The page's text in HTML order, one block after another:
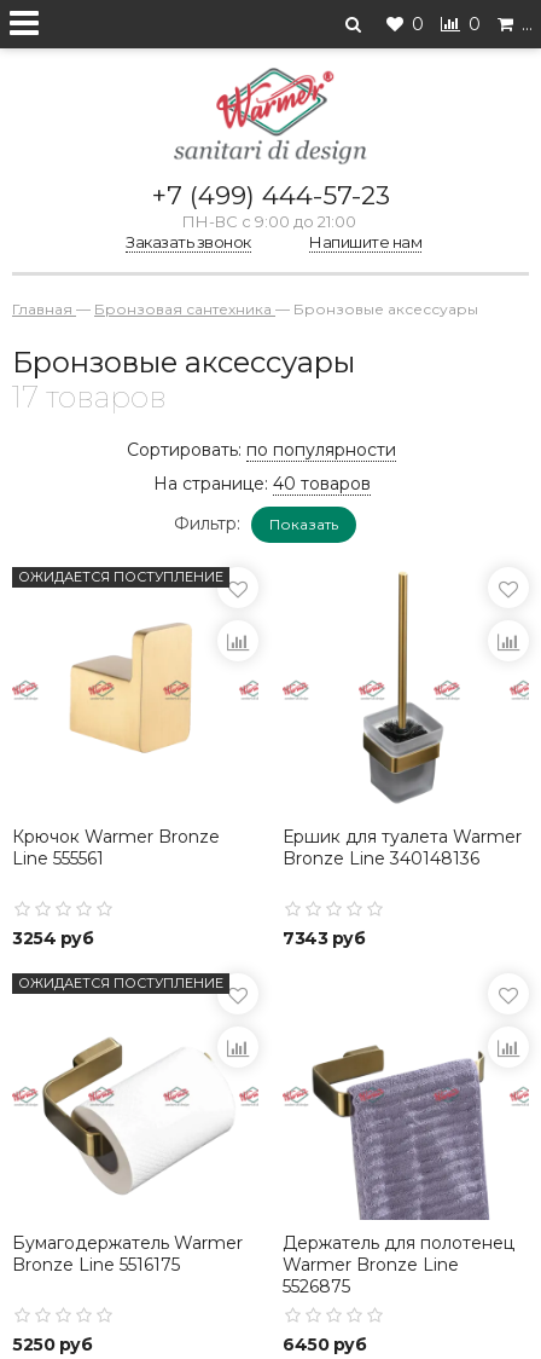
0 0 …
+7 (499) 444-57-23
ПН-ВС с 9:00 до 21:00
Заказать звонок
Напишите нам
Главная — Бронзовая сантехника — Бронзовые аксессуары
Бронзовые аксессуары
17 товаров
Сортировать: по популярности
На странице: 40 товаров
Фильтр:
Показать
ОЖИДАЕТСЯ ПОСТУПЛЕНИЕ
Крючок Warmer Bronze
Line 555561
3254 руб
Ершик для туалета Warmer
Bronze Line 340148136
7343 руб
ОЖИДАЕТСЯ ПОСТУПЛЕНИЕ
Бумагодержатель Warmer
Bronze Line 5516175
5250 руб
Держатель для полотенец
Warmer Bronze Line
5526875
6450 руб